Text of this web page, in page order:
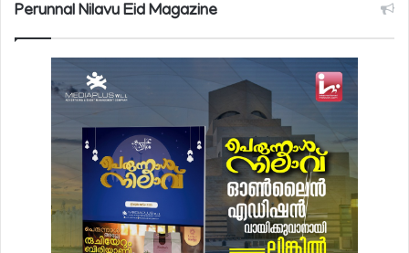
Perunnal Nilavu Eid Magazine